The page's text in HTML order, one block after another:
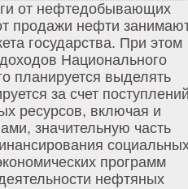
от нефтедобывающих
продажи нефти
государства. При этом
Национального
планируется выделять
за счет
ресурсов, включая и
значительную часть
программ
нефтяных